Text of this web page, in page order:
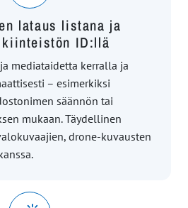
lataus listana ja
ID:llä
mediataidetta kerralla ja
– esimerkiksi
säännön tai
mukaan. Täydellinen
drone-kuvausten